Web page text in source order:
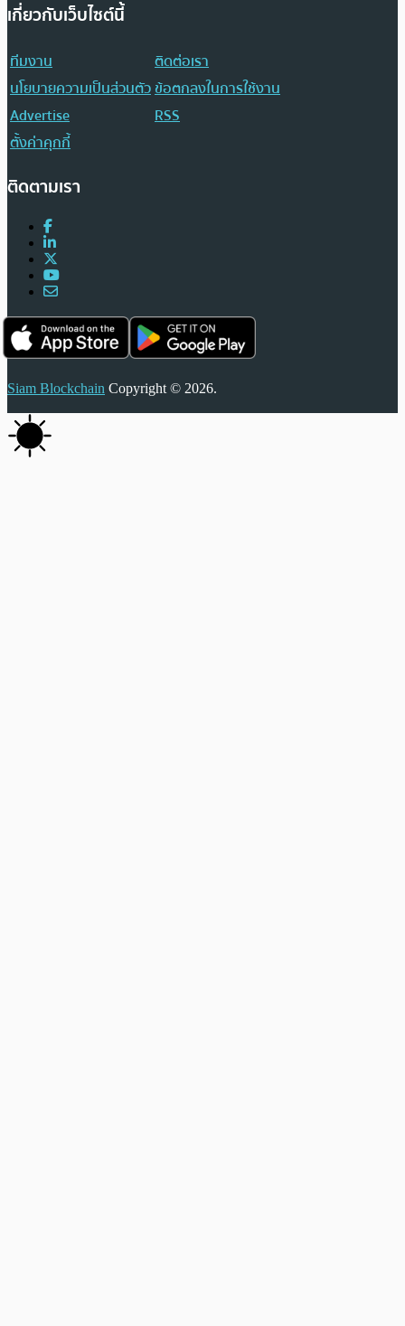
เกี่ยวกับเว็บไซต์นี้
ทีมงาน
ติดต่อเรา
นโยบายความเป็นส่วนตัวข้อตกลงในการใช้งาน
Advertise
RSS
ตั้งค่าคุกกี้
ติดตามเรา
Siam Blockchain Copyright © 2026.